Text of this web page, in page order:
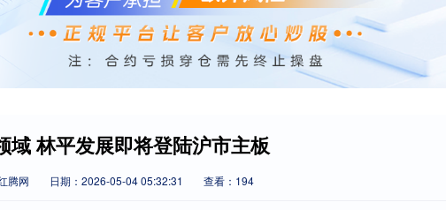
域 林平发展即将登陆沪市主板
腾网 日期：2026-05-04 05:32:31 查看：194